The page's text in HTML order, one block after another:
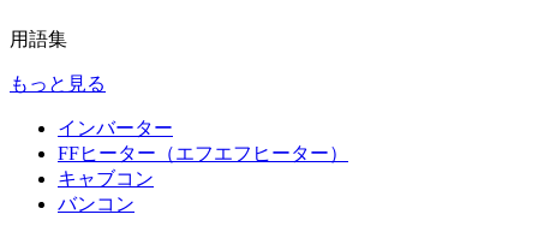
用語集
もっと見る
インバーター
FFヒーター（エフエフヒーター）
キャブコン
バンコン